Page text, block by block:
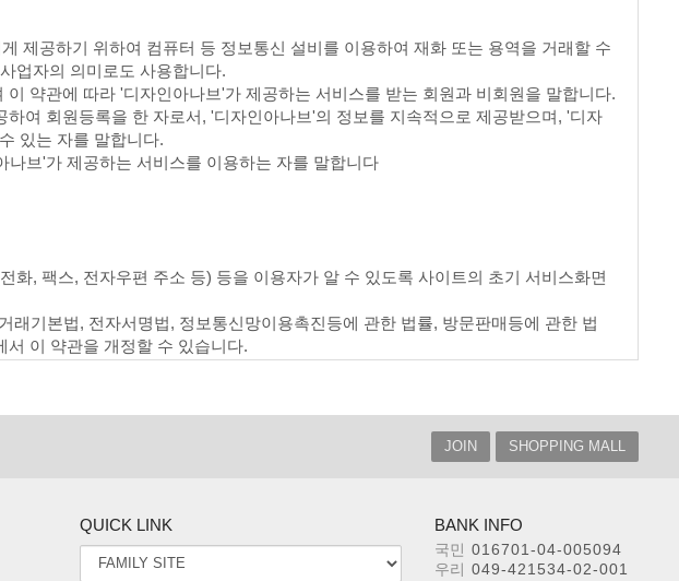
제공하기 위하여 컴퓨터 등 정보통신 설비를 이용하여 재화 또는 용역을 거래할 수
업자의 의미로도 사용합니다.
약관에 따라 '디자인아나브'가 제공하는 서비스를 받는 회원과 비회원을 말합니다.
여 회원등록을 한 자로서, '디자인아나브'의 정보를 지속적으로 제공받으며, '디자
있는 자를 말합니다.
브'가 제공하는 서비스를 이용하는 자를 말합니다
, 팩스, 전자우편 주소 등) 등을 이용자가 알 수 있도록 사이트의 초기 서비스화면
기본법, 전자서명법, 정보통신망이용촉진등에 관한 법률, 방문판매등에 관한 법
이 약관을 개정할 수 있습니다.
관은 그 적용일자 이후에 체결되는 계약에만 적용되고 그 이전에 이미 체결된 계약
. 다만 이미 계약을 체결한 이용자가 개정약관 조항의 적용을 받기를 원하는 뜻을 제
에 송신하여 '디자인아나브'의 동의를 받은 경우에는 개정약관조항이 적용됩니다.
JOIN SHOPPING MALL
QUICK LINK BANK INFO
국민 016701-04-005094
우리 049-421534-02-001